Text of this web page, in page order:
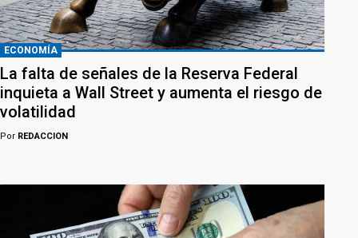
ECONOMÍA
La falta de señales de la Reserva Federal
inquieta a Wall Street y aumenta el riesgo de
volatilidad
Por REDACCION